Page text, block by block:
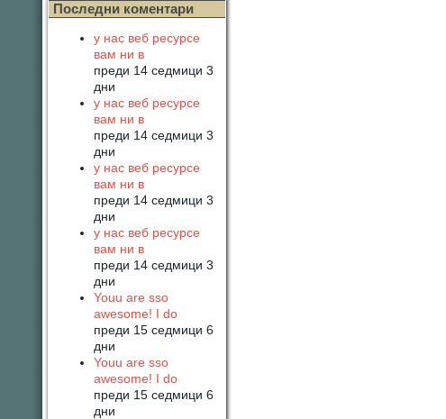
Последни коментари
у нас веб ресурсе
вам ни в
преди 14 седмици 3
дни
у нас веб ресурсе
вам ни в
преди 14 седмици 3
дни
у нас веб ресурсе
вам ни в
преди 14 седмици 3
дни
у нас веб ресурсе
вам ни в
преди 14 седмици 3
дни
Youu are sso
awesome! I do
преди 15 седмици 6
дни
Youu are sso
awesome! I do
преди 15 седмици 6
дни